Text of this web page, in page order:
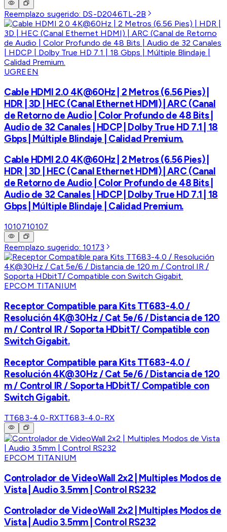
Reemplazo sugerido: DS-D2046TL-2B
UGREEN
Cable HDMI 2.0 4K@60Hz | 2 Metros (6.56 Pies) |
HDR | 3D | HEC (Canal Ethernet HDMI) | ARC (Canal
de Retorno de Audio | Color Profundo de 48 Bits |
Audio de 32 Canales | HDCP | Dolby True HD 7.1 | 18
Gbps | Múltiple Blindaje | Calidad Premium.
Cable HDMI 2.0 4K@60Hz | 2 Metros (6.56 Pies) |
HDR | 3D | HEC (Canal Ethernet HDMI) | ARC (Canal
de Retorno de Audio | Color Profundo de 48 Bits |
Audio de 32 Canales | HDCP | Dolby True HD 7.1 | 18
Gbps | Múltiple Blindaje | Calidad Premium.
1010710107
Reemplazo sugerido: 10173
EPCOM TITANIUM
Receptor Compatible para Kits TT683-4.0 /
Resolución 4K@30Hz / Cat 5e/6 / Distancia de 120
m / Control IR / Soporta HDbitT/ Compatible con
Switch Gigabit.
Receptor Compatible para Kits TT683-4.0 /
Resolución 4K@30Hz / Cat 5e/6 / Distancia de 120
m / Control IR / Soporta HDbitT/ Compatible con
Switch Gigabit.
TT683-4.0-RXTT683-4.0-RX
EPCOM TITANIUM
Controlador de VideoWall 2x2 | Multiples Modos de
Vista | Audio 3.5mm | Control RS232
Controlador de VideoWall 2x2 | Multiples Modos de
Vista | Audio 3.5mm | Control RS232